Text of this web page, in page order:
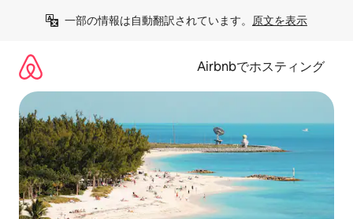
一部の情報は自動翻訳されています。 原文を表示
Airbnbでホスティング